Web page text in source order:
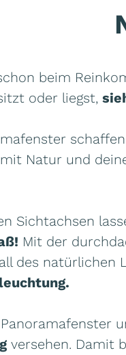
beim
oder liegst,
Natur und
Sichtachsen
Mit der
des natürlichen
versehen. Damit